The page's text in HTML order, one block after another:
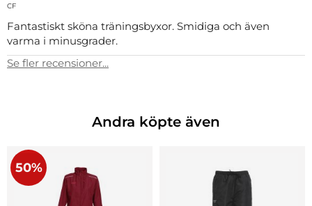
CF
Fantastiskt sköna träningsbyxor. Smidiga och även
varma i minusgrader.
Se fler recensioner...
Andra köpte även
50%